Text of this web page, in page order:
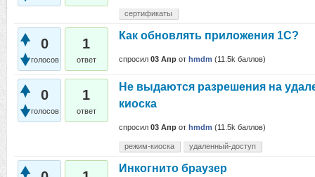
сертификаты
0
голосов
1
ответ
Как обновлять приложения 1С?
спросил 03 Апр от hmdm (11.5k баллов)
0
голосов
1
ответ
Не выдаются разрешения на
киоска
спросил 03 Апр от hmdm (11.5k баллов)
режим-киоска удаленный-доступ
Инкогнито браузер